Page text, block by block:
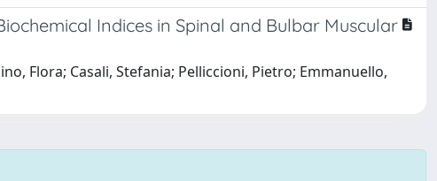
Indices in Spinal and Bulbar Muscular
Flora; Casali, Stefania; Pelliccioni, Pietro; Emmanuello,